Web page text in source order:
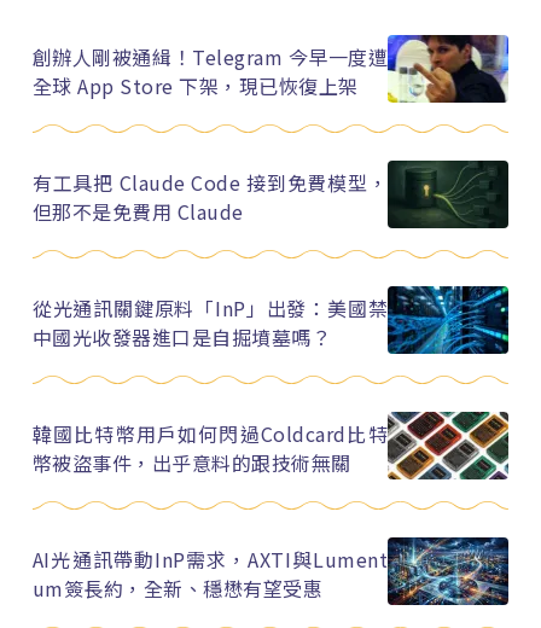
創辦人剛被通緝！Telegram 今早一度遭
全球 App Store 下架，現已恢復上架
有工具把 Claude Code 接到免費模型，
但那不是免費用 Claude
從光通訊關鍵原料「InP」出發：美國禁
中國光收發器進口是自掘墳墓嗎？
韓國比特幣用戶如何閃過Coldcard比特
幣被盜事件，出乎意料的跟技術無關
AI光通訊帶動InP需求，AXTI與Lument
um簽長約，全新、穩懋有望受惠